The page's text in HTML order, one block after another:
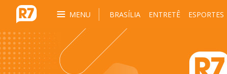
MENU BRASÍLIA ENTRETÊ ESPORTES